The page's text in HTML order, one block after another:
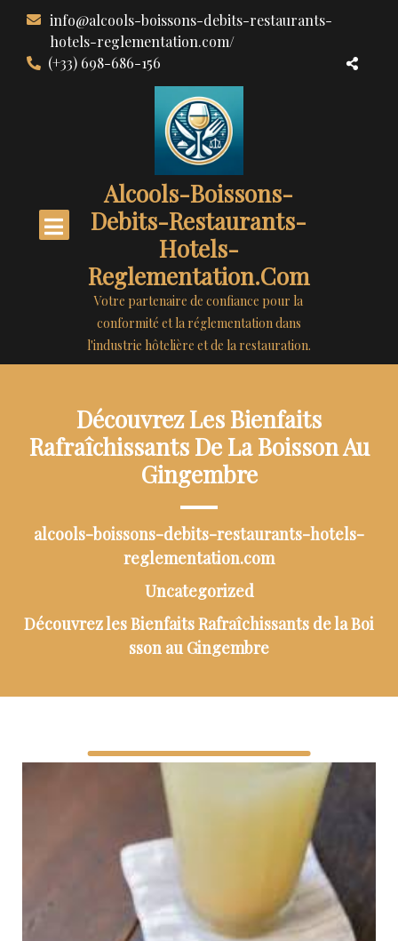
contenu
info@alcools-boissons-debits-restaurants-
hotels-reglementation.com/
(+33) 698-686-156
Alcools-Boissons-
Debits-Restaurants-
Hotels-
Reglementation.com
Votre partenaire de confiance pour la
conformité et la réglementation dans
l'industrie hôtelière et de la restauration.
Découvrez Les Bienfaits
Rafraîchissants De La Boisson Au
Gingembre
alcools-boissons-debits-restaurants-hotels-
reglementation.com
Uncategorized
Découvrez les Bienfaits Rafraîchissants de la Boi
sson au Gingembre